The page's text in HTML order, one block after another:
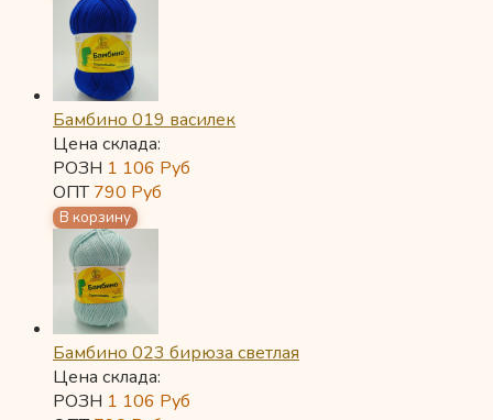
Бамбино 019 василек
Цена склада:
РОЗН 1 106 Руб
ОПТ790 Руб
Бамбино 023 бирюза светлая
Цена склада:
РОЗН 1 106 Руб